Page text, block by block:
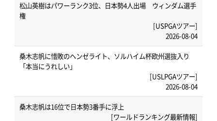
松山英樹はパワーランク3位、日本勢4人出場 ウィンダム選手
権
[USPGAツアー]
2026-08-04
桑木志帆に惜敗のヘンゼライト、ソルハイム杯欧州選抜入り
「本当にうれしい」
[USLPGAツアー]
2026-08-04
桑木志帆は16位で日本勢3番手に浮上
[ワールドランキング最新情報]